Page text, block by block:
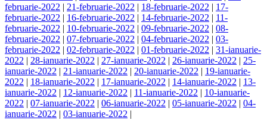
februarie-2022 | 21-februarie-2022 | 18-februarie-2022 | 17-
februarie-2022 | 16-februarie-2022 | 14-februarie-2022 | 11-
februarie-2022 | 10-februarie-2022 | 09-februarie-2022 | 08-
februarie-2022 | 07-februarie-2022 | 04-februarie-2022 | 03-
februarie-2022 | 02-februarie-2022 | 01-februarie-2022 | 31-ianuarie-
2022 | 28-ianuarie-2022 | 27-ianuarie-2022 | 26-ianuarie-2022 | 25-
ianuarie-2022 | 21-ianuarie-2022 | 20-ianuarie-2022 | 19-ianuarie-
2022 | 18-ianuarie-2022 | 17-ianuarie-2022 | 14-ianuarie-2022 | 13-
ianuarie-2022 | 12-ianuarie-2022 | 11-ianuarie-2022 | 10-ianuarie-
2022 | 07-ianuarie-2022 | 06-ianuarie-2022 | 05-ianuarie-2022 | 04-
ianuarie-2022 | 03-ianuarie-2022 |